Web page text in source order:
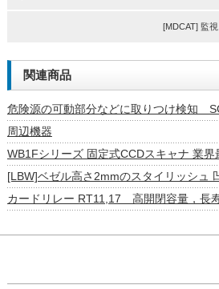
[MDCAT] 監
関連商品
危険源の可動部分などに取りつけ検知
周辺機器
WB1Fシリーズ 固定式CCDスキャナ 業界
[LBW]ベゼル高さ2mmのスタイリッシュ
カードリレー RT11,17 高開閉容量，長